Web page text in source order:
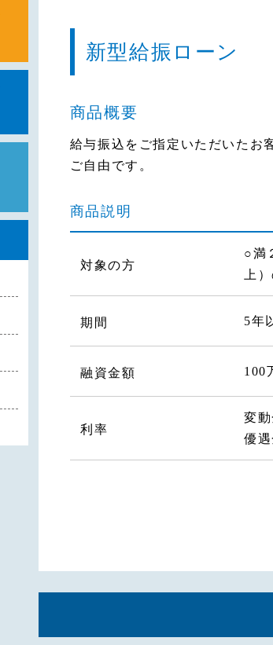
新型給振ローン
商品概要
給与振込をご指定いただいたお
ご自由です。
商品説明
対象の方
○満
上
期間 5年
融資金額 100
利率
変
優